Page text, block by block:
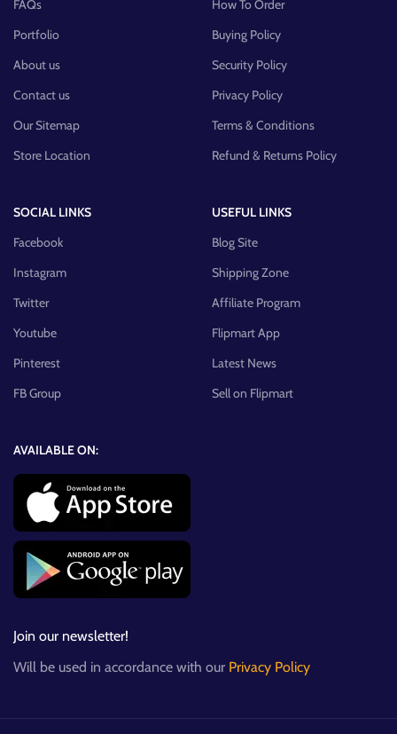
FAQs
Portfolio
About us
Contact us
Our Sitemap
Store Location
How To Order
Buying Policy
Security Policy
Privacy Policy
Terms & Conditions
Refund & Returns Policy
SOCIAL LINKS
Facebook
Instagram
Twitter
Youtube
Pinterest
FB Group
USEFUL LINKS
Blog Site
Shipping Zone
Affiliate Program
Flipmart App
Latest News
Sell on Flipmart
AVAILABLE ON:
Join our newsletter!
Will be used in accordance with our Privacy Policy